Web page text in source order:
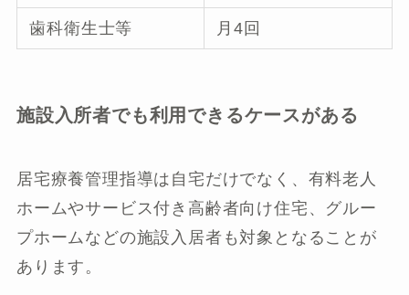
歯科衛生士等 月4回
施設入所者でも利用できるケースがある
居宅療養管理指導は自宅だけでなく、有料老人
ホームやサービス付き高齢者向け住宅、グルー
プホームなどの施設入居者も対象となることが
あります。